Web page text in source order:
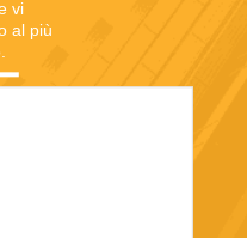
vi
al più